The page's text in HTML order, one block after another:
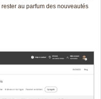
au parfum des nouveautés